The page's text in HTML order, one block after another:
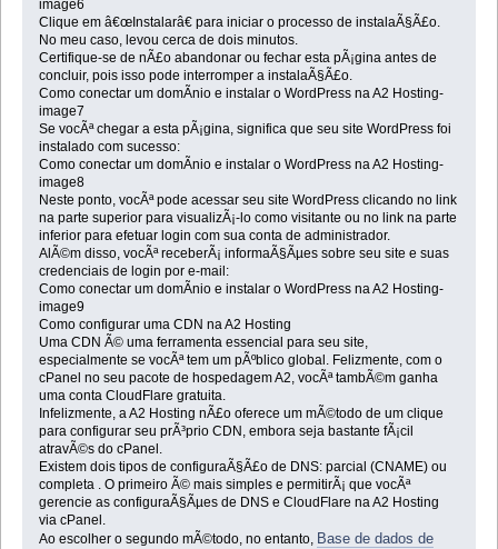
image6
Clique em â€œInstalarâ€ para iniciar o processo de instalaÃ§Ã£o.
No meu caso, levou cerca de dois minutos.
Certifique-se de nÃ£o abandonar ou fechar esta pÃ¡gina antes de
concluir, pois isso pode interromper a instalaÃ§Ã£o.
Como conectar um domÃ­nio e instalar o WordPress na A2 Hosting-
image7
Se vocÃª chegar a esta pÃ¡gina, significa que seu site WordPress foi
instalado com sucesso:
Como conectar um domÃ­nio e instalar o WordPress na A2 Hosting-
image8
Neste ponto, vocÃª pode acessar seu site WordPress clicando no link
na parte superior para visualizÃ¡-lo como visitante ou no link na parte
inferior para efetuar login com sua conta de administrador.
AlÃ©m disso, vocÃª receberÃ¡ informaÃ§Ãµes sobre seu site e suas
credenciais de login por e-mail:
Como conectar um domÃ­nio e instalar o WordPress na A2 Hosting-
image9
Como configurar uma CDN na A2 Hosting
Uma CDN Ã© uma ferramenta essencial para seu site,
especialmente se vocÃª tem um pÃºblico global. Felizmente, com o
cPanel no seu pacote de hospedagem A2, vocÃª tambÃ©m ganha
uma conta CloudFlare gratuita.
Infelizmente, a A2 Hosting nÃ£o oferece um mÃ©todo de um clique
para configurar seu prÃ³prio CDN, embora seja bastante fÃ¡cil
atravÃ©s do cPanel.
Existem dois tipos de configuraÃ§Ã£o de DNS: parcial (CNAME) ou
completa . O primeiro Ã© mais simples e permitirÃ¡ que vocÃª
gerencie as configuraÃ§Ãµes de DNS e CloudFlare na A2 Hosting
via cPanel.
Ao escolher o segundo mÃ©todo, no entanto, Base de dados de